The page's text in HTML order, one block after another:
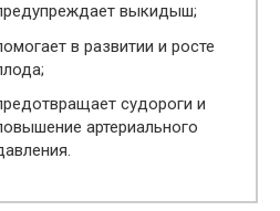
выкидыш;
в развитии и росте
судороги и
артериального